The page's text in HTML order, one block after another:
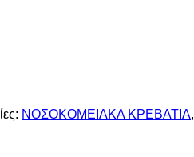
ΝΟΣΟΚΟΜΕΙΑΚΑ ΚΡΕΒΑΤΙΑ,